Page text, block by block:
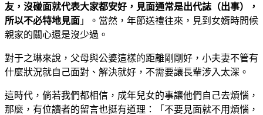
友，沒碰面就代表大家都安好，見面通常是出代誌（出事），
所以不必特地見面 」。當然，年節送禮往來，見到女婿時問候
親家的關心還是沒少過。
對于之琳來說，父母與公婆這樣的距離剛剛好，小夫妻不管有
什麼狀況就自己面對、解決就好，不需要讓長輩涉入太深。
這時代，倘若我們都相信，成年兒女的事讓他們自己去煩惱，
那麼，有位讀者的留言也挺有道理：「不要見面就不用煩惱，